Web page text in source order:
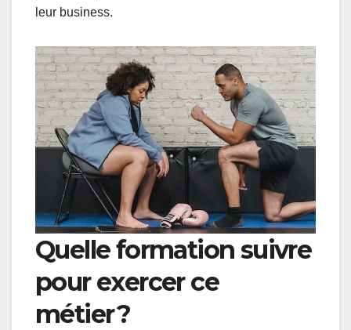
leur business.
Quelle formation suivre
pour exercer ce
métier ?